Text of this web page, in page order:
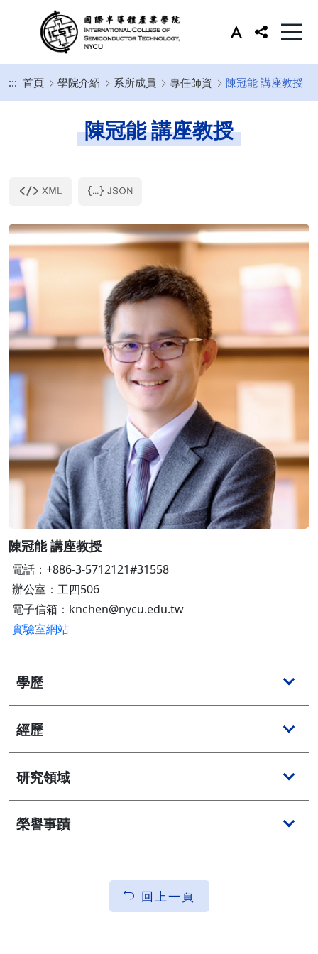
::: 首頁 學院介紹 系所成員 專任師資 陳冠能 講座教授
陳冠能 講座教授
陳冠能 講座教授
電話：+886-3-5712121#31558
辦公室：工四506
電子信箱：knchen@nycu.edu.tw
實驗室網站
學歷
經歷
研究領域
榮譽事蹟
回上一頁